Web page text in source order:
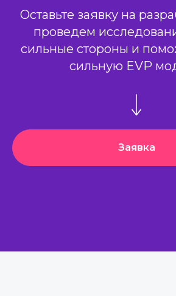
Оставьте заявку на
проведем
сильные стороны и
сильную EVP
Заявка